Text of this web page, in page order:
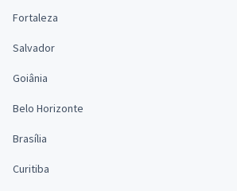
Fortaleza
Salvador
Goiânia
Belo Horizonte
Brasília
Curitiba